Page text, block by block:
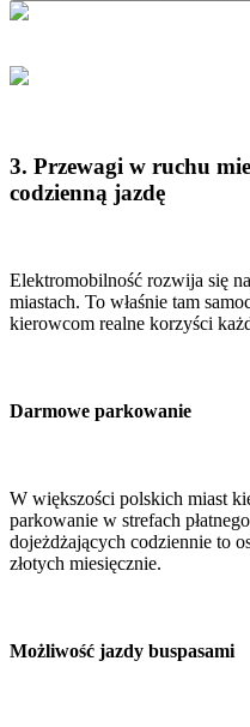
3. Przewagi w ruchu
codzienną jazdę
Elektromobilność rozwija się
miastach. To właśnie tam
kierowcom realne korzyści
Darmowe parkowanie
W większości polskich miast
parkowanie w strefach
dojeżdżających codziennie to
złotych miesięcznie.
Możliwość jazdy buspasami